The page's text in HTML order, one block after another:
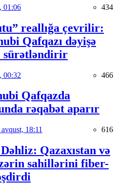
01:06 434
reallığa çevrilir:
Qafqazı dəyişə
sürətləndirir
00:32 466
Qafqazda
rəqabət aparır
18:11 616
Qazaxıstan və
sahillərini fiber-